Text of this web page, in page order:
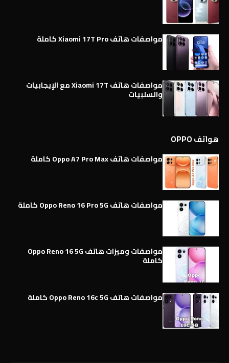
مواصفات هاتف Xiaomi 17T Pro كاملة
مواصفات هاتف Xiaomi 17T مع الإيجابيات
والسلبيات
هواتف OPPO
مواصفات هاتف Oppo A7 Pro Max كاملة
مواصفات هاتف Oppo Reno 16 Pro 5G كاملة
مواصفات وميزات هاتف Oppo Reno 16 5G
كاملة
مواصفات هاتف Oppo Reno 16c 5G كاملة